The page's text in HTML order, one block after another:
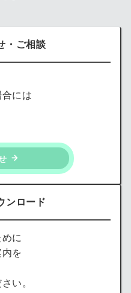
・ご相談
には
ンロード
に
を
い。